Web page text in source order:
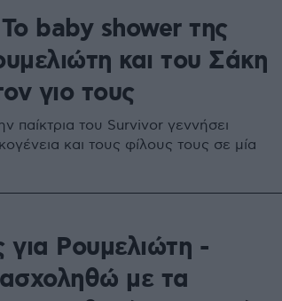
baby shower της
και του Σάκη
γιο τους
παίκτρια του Survivor γεννήσει
και τους φίλους τους σε μία
για Ρουμελιώτη -
με τα